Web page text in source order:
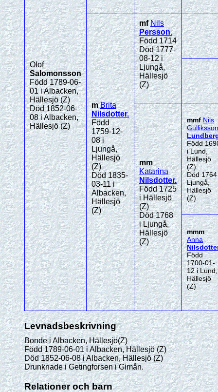
Olof
Salomonsson
Född 1789-06-
01 i Albacken,
Hällesjö (Z)
Död 1852-06-
08 i Albacken,
Hällesjö (Z)
mBrita
Nilsdotter.
Född
1759-12-
08 i
Ljungå,
Hällesjö
(Z)
Död 1835-
03-11 i
Albacken,
Hällesjö
(Z)
mfNils
Persson.
Född 1714
Död 1777-
08-12 i
Ljungå,
Hällesjö
(Z)
mm
Katarina
Nilsdotter.
Född 1725
i Hällesjö
(Z)
Död 1768
i Ljungå,
Hällesjö
(Z)
mmfNils
Gulliksson
Född
i Lund,
Hällesjö
(Z)
Död
Ljungå,
Hällesjö
(Z)
mmm
Anna
Född
1700-01-
12 i Lund,
Hällesjö
(Z)
Levnadsbeskrivning
Bonde i Albacken, Hällesjö(Z)
Född 1789-06-01 i Albacken, Hällesjö (Z)
Död 1852-06-08 i Albacken, Hällesjö (Z)
Drunknade i Getingforsen i Gimån.
Relationer och barn